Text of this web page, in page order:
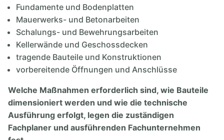
Fundamente und Bodenplatten
Mauerwerks- und Betonarbeiten
Schalungs- und Bewehrungsarbeiten
Kellerwände und Geschossdecken
tragende Bauteile und Konstruktionen
vorbereitende Öffnungen und Anschlüsse
Welche Maßnahmen erforderlich sind, wie Bauteile
dimensioniert werden und wie die technische
Ausführung erfolgt, legen die zuständigen
Fachplaner und ausführenden Fachunternehmen